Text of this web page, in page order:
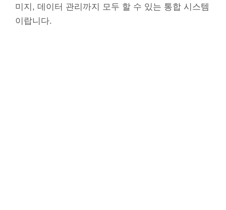
미지, 데이터 관리까지 모두 할 수 있는 통합 시스템
이랍니다.